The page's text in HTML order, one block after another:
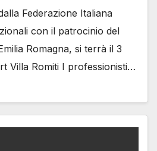
Federazione Italiana
con il patrocinio del
Romagna, si terrà il 3
Villa Romiti I professionisti…